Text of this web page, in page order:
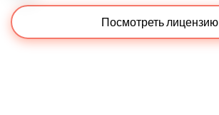
Посмотреть лицензию